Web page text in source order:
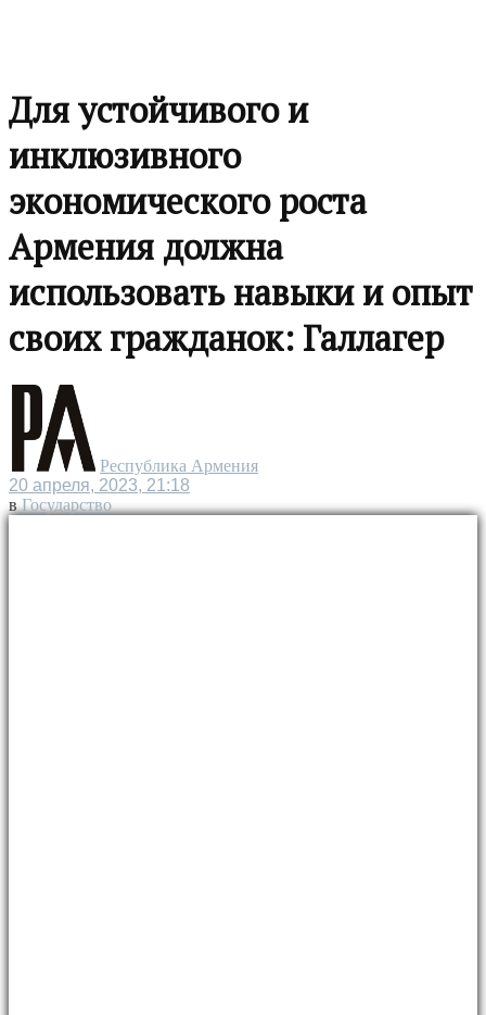
Для устойчивого и
инклюзивного
экономического роста
Армения должна
использовать навыки и опыт
своих гражданок: Галлагер
Республика Армения
20 апреля, 2023, 21:18
в Государство